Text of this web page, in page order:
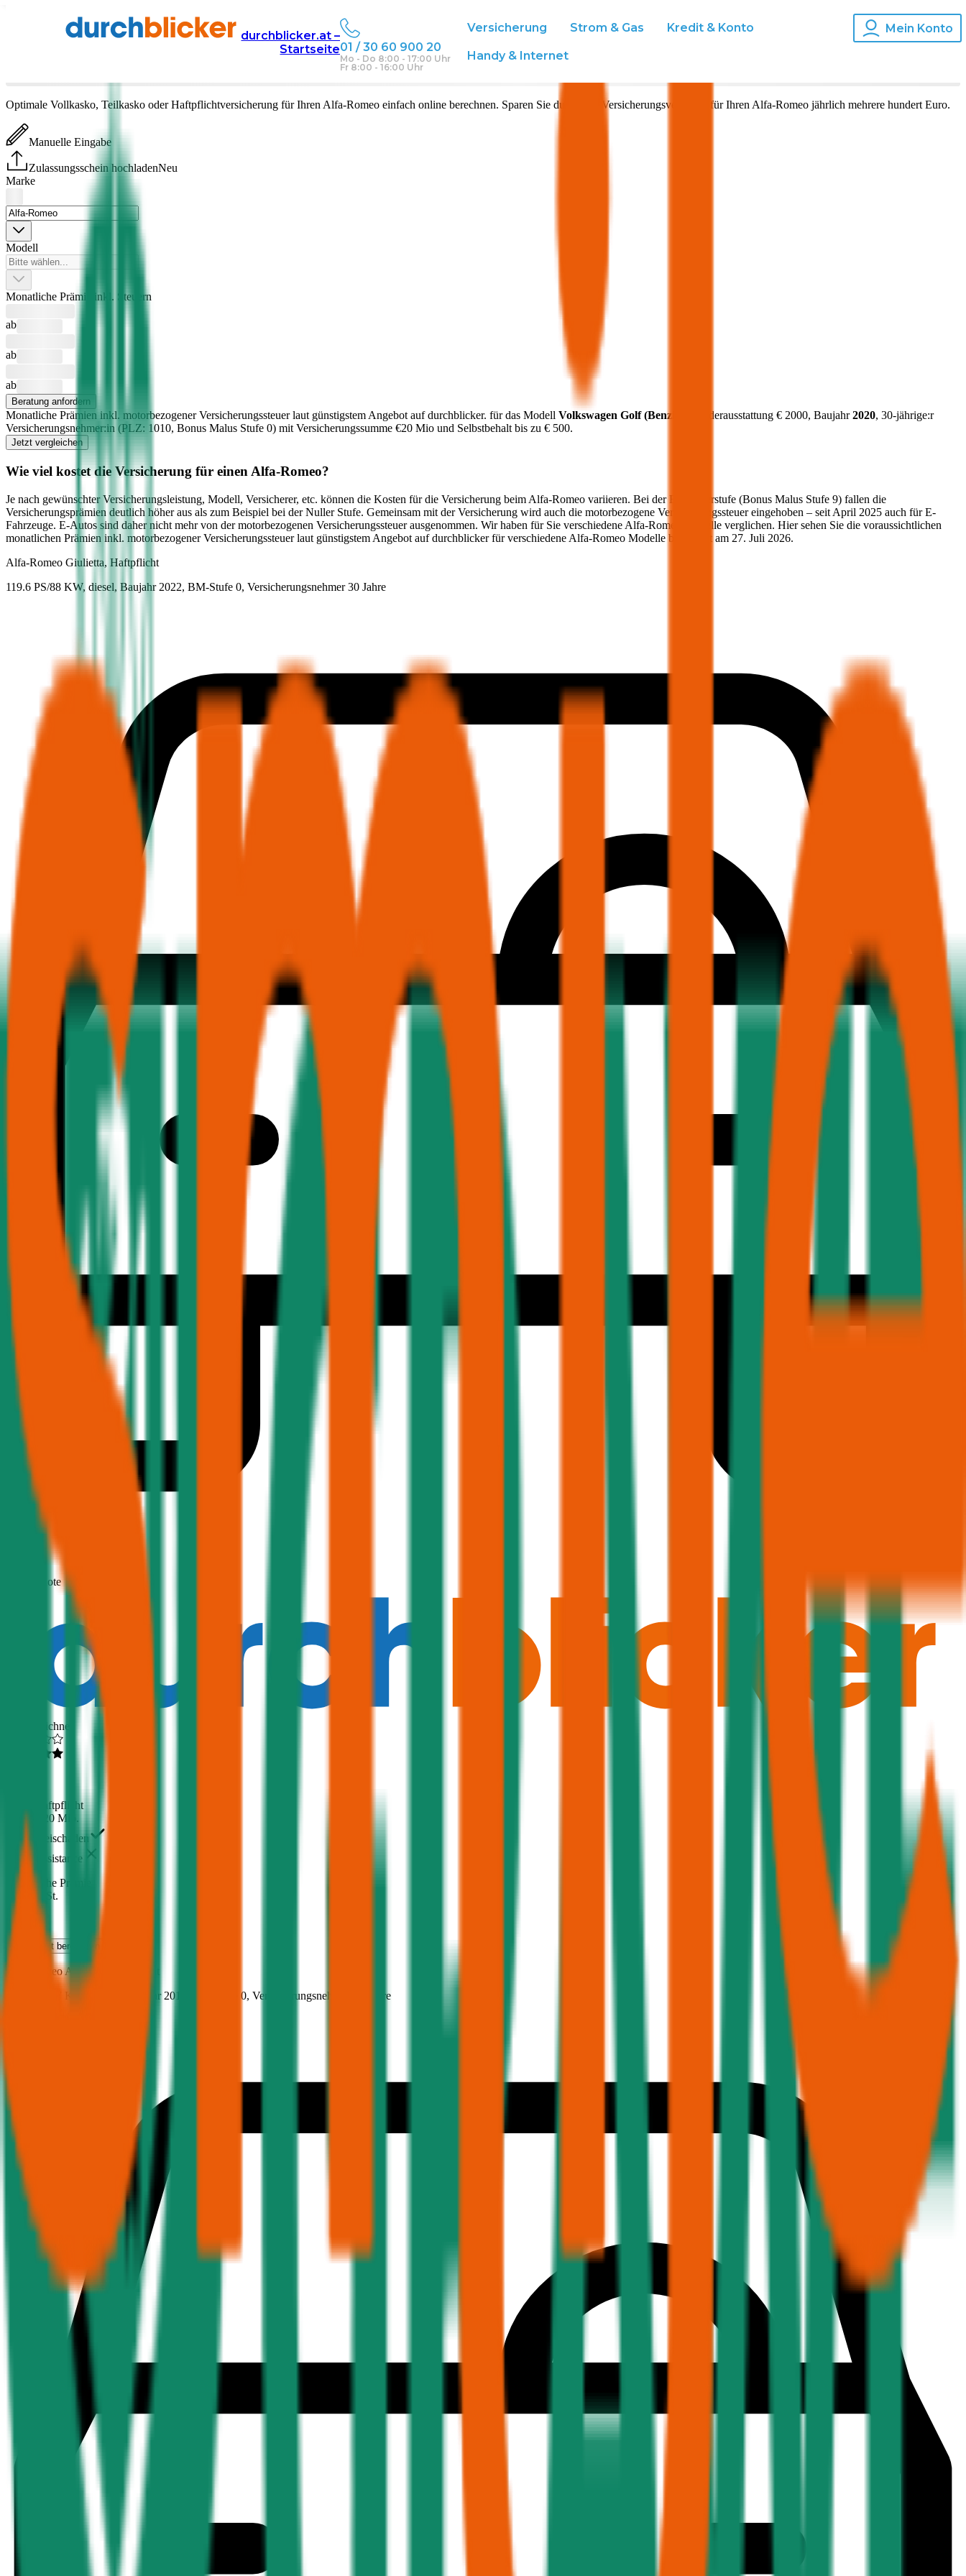
durchblicker.at –
Startseite01 / 30 60 900 20
Mo - Do 8:00 - 17:00 Uhr
Fr 8:00 - 16:00 Uhr
Versicherung Strom & Gas Kredit & Konto
Handy & Internet
Mein Konto
Autoversicherung
Versicherung vergleichen & abschließen
Optimale Vollkasko, Teilkasko oder Haftpflichtversicherung für IhrenAlfa-Romeo einfach online berechnen. Sparen Sie durch den Versicherungsvergleich für IhrenAlfa-Romeo jährlich mehrere hundert Euro.
Manuelle Eingabe
Zulassungsschein hochladenNeu
Marke
Modell
Monatliche Prämie inkl. Steuern
ab
ab
ab
Beratung anfordern
Monatliche Prämien inkl. motorbezogener Versicherungssteuer laut günstigstem Angebot auf durchblicker. für das Modell Volkswagen Golf(Benzin , Sonderausstattung € 2000, Baujahr2020, 30-jährige:r
Versicherungsnehmer:in (PLZ: 1010, Bonus Malus Stufe 0) mit Versicherungssumme €20 Mio und Selbstbehalt bis zu € 500.
Jetzt vergleichen
Wie viel kostet die Versicherung für einen Alfa-Romeo?
Je nach gewünschter Versicherungsleistung, Modell, Versicherer, etc. können die Kosten für die Versicherung beim Alfa-Romeo variieren. Bei der Einsteigerstufe (Bonus Malus Stufe 9) fallen die
Versicherungsprämien deutlich höher aus als zum Beispiel bei der Nuller Stufe. Gemeinsam mit der Versicherung wird auch die motorbezogene Versicherungssteuer eingehoben – seit April 2025 auch für E-
Fahrzeuge. E-Autos sind daher nicht mehr von der motorbezogenen Versicherungssteuer ausgenommen. Wir haben für Sie verschiedene Alfa-Romeo
Modelle verglichen. Hier sehen Sie die voraussichtlichen
monatlichen Prämien inkl. motorbezogener Versicherungssteuer laut günstigstem Angebot auf durchblicker für verschiedene Alfa-Romeo Modelle berechnet am 27. Juli 2026.
Alfa-Romeo Giulietta, Haftpflicht
119.6 PS/88 KW, diesel, Baujahr 2022, BM-Stufe 0, Versicherungsnehmer 30 Jahre
Produktnote
Ausgezeichnet
Haftpflicht
€ 20 Mio.
Freischaden
Assistance
Monatliche Prämie
inkl. mVSt.
€ 68,88
Haftpflichtberechnen
Alfa-RomeoAlfa 147, Haftpflicht
104.6 PS/77 KW, benzin, Baujahr 2010,
0, Versicherungsnehmer 30 Jahre